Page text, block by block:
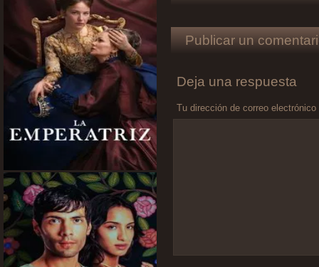
Publicar un
Deja una respuesta
Tu dirección de correo